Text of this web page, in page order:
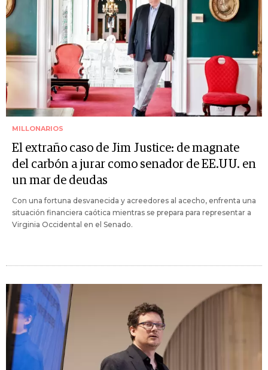
MILLONARIOS
El extraño caso de Jim Justice: de magnate
del carbón a jurar como senador de EE.UU. en
un mar de deudas
Con una fortuna desvanecida y acreedores al acecho, enfrenta una
situación financiera caótica mientras se prepara para representar a
Virginia Occidental en el Senado.